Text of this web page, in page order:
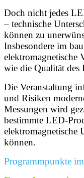
Doch nicht jedes
– technische
können zu
Insbesondere im
elektromagnetische
wie die Qualität des
Die Veranstaltung
und Risiken
Messungen wird
bestimmte LED-
elektromagnetische
können.
Programmpunkte